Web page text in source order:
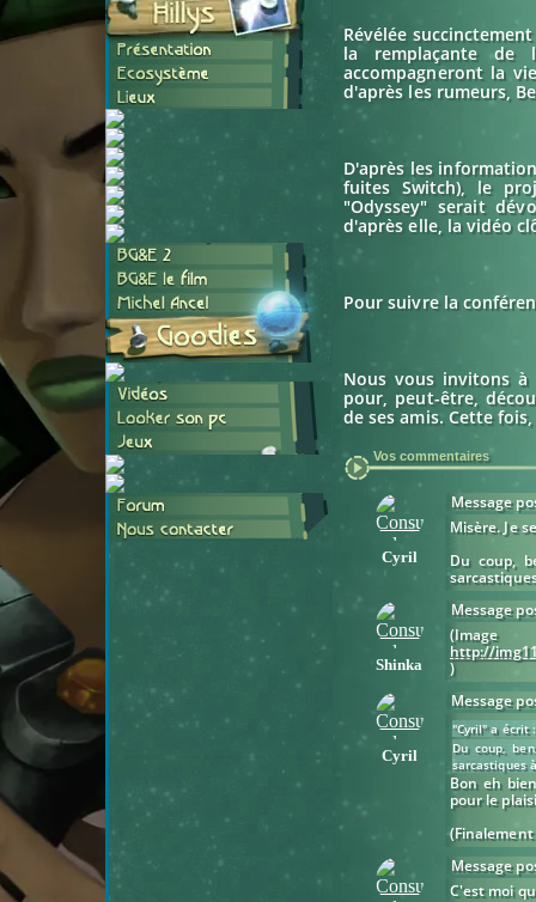
Révélée
la remplaçante
accompagneront la
d'après les rumeurs,
D'après les
fuites Switch), le
"Odyssey" serait
d'après elle, la vidéo
Pour suivre la
Nous vous invitons
pour, peut-être,
de ses amis. Cette
Vos commentaires
Cyril
Message
Misère. Je
Du coup,
Shinka
Message
http://
)
Cyril
Message
"Cyril" a écrit :
Du coup,
sarcastiques
Bon eh
pour le
Message
C'est moi